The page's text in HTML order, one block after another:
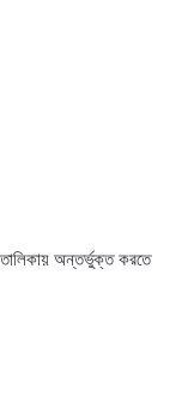
অন্তর্ভুক্ত করতে